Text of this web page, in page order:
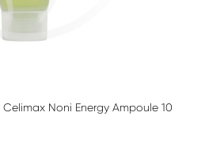
Noni Energy Ampoule 10